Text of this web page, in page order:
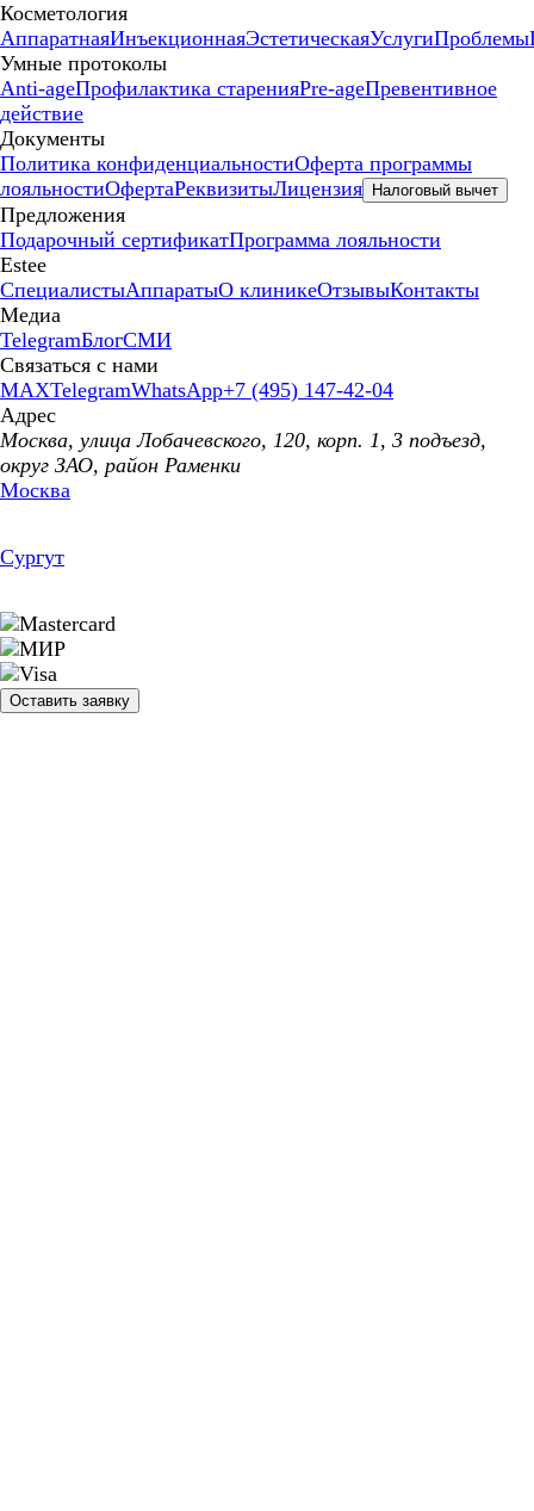
Косметология
АппаратнаяИнъекционнаяЭстетическаяУслугиПроблемы
Умные протоколы
Anti-ageПрофилактика старенияPre-ageПревентивное
действие
Документы
Политика конфиденциальностиОферта программы
лояльностиОфертаРеквизитыЛицензия Налоговый вычет
Предложения
Подарочный сертификатПрограмма лояльности
Estee
СпециалистыАппаратыО клиникеОтзывыКонтакты
Медиа
TelegramБлогСМИ
Связаться с нами
MAXTelegramWhatsApp+7 (495) 147-42-04
Адрес
Москва, улица Лобачевского, 120, корп. 1, 3 подъезд,
округ ЗАО, район Раменки
Москва
Сургут
Оставить заявку